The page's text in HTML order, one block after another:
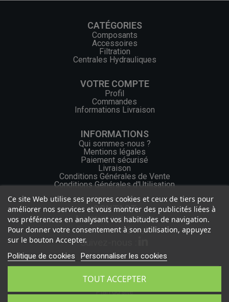
CATÉGORIES
Composants
Accessoires
Filtration
Centrales Hydrauliques
VOTRE COMPTE
Profil
Commandes
Informations Livraison
INFORMATIONS
Qui sommes-nous ?
Mentions légales
Paiement sécurisé
Livraison
Conditions Générales de Vente
Conditions Générales d'Utilisation
CONTACT
+33 (0) 2 46 65 57 43
contact.web@ocgf.fr
Suivez-nous :
Politique de confidentialité
Plan du site
Ce site Web utilise ses propres cookies et ceux de tiers pour
améliorer nos services et vous montrer des publicités liées à
vos préférences en analysant vos habitudes de navigation.
Pour donner votre consentement à son utilisation, appuyez
sur le bouton Accepter.
Politique de cookies Personnaliser les cookies
TOUT ACCEPTER